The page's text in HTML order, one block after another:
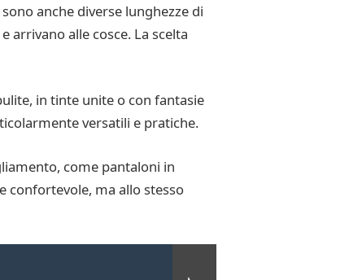
anche diverse lunghezze di
arrivano alle cosce. La scelta
in tinte unite o con fantasie
versatili e pratiche.
come pantaloni in
confortevole, ma allo stesso